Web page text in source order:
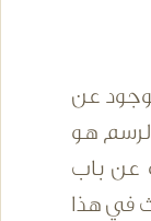
عن
هو
عن باب
في هذا